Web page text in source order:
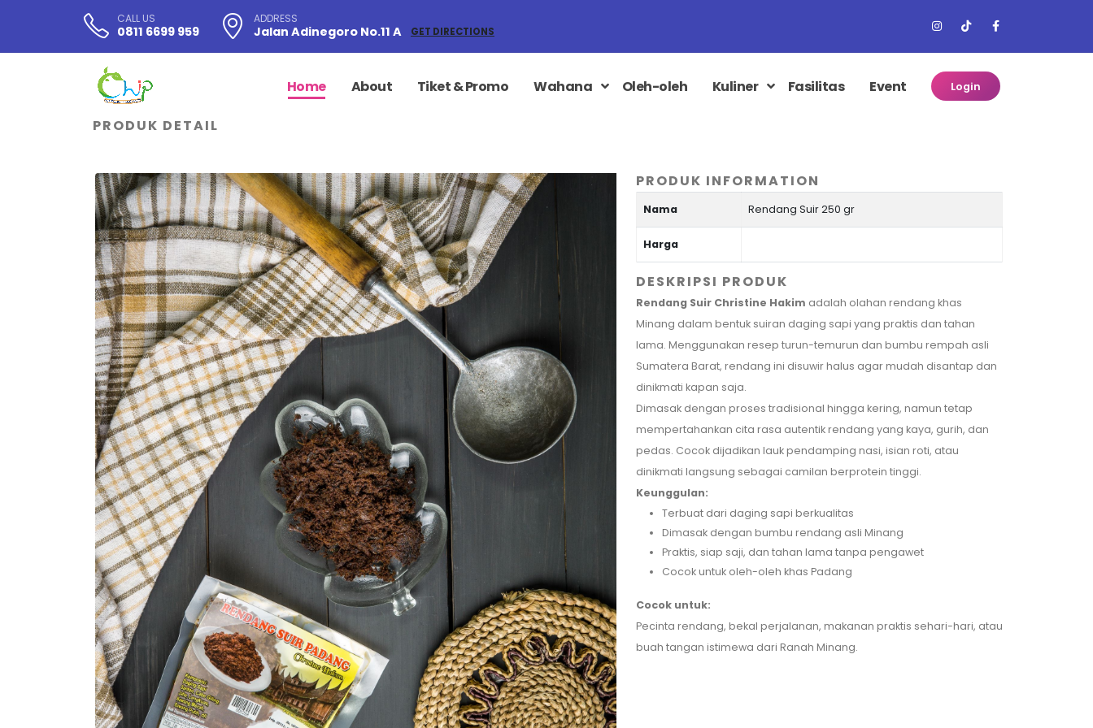
CALL US
0811 6699 959
ADDRESS
Jalan Adinegoro No.11 A GET DIRECTIONS
Home About Tiket & Promo Wahana Oleh-oleh Kuliner Fasilitas Event Login
PRODUK DETAIL
PRODUK INFORMATION
Nama Rendang Suir 250 gr
Harga
DESKRIPSI PRODUK
Rendang Suir Christine Hakim adalah olahan rendang khas
Minang dalam bentuk suiran daging sapi yang praktis dan tahan
lama. Menggunakan resep turun-temurun dan bumbu rempah asli
Sumatera Barat, rendang ini disuwir halus agar mudah disantap dan
dinikmati kapan saja.
Dimasak dengan proses tradisional hingga kering, namun tetap
mempertahankan cita rasa autentik rendang yang kaya, gurih, dan
pedas. Cocok dijadikan lauk pendamping nasi, isian roti, atau
dinikmati langsung sebagai camilan berprotein tinggi.
Keunggulan:
Terbuat dari daging sapi berkualitas
Dimasak dengan bumbu rendang asli Minang
Praktis, siap saji, dan tahan lama tanpa pengawet
Cocok untuk oleh-oleh khas Padang
Cocok untuk:
Pecinta rendang, bekal perjalanan, makanan praktis sehari-hari, atau
buah tangan istimewa dari Ranah Minang.